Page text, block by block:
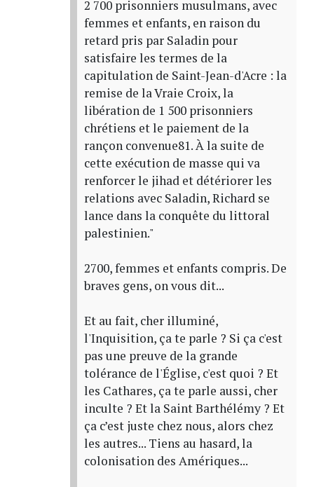
2 700 prisonniers musulmans, avec
femmes et enfants, en raison du
retard pris par Saladin pour
satisfaire les termes de la
capitulation de Saint-Jean-d'Acre : la
remise de la Vraie Croix, la
libération de 1 500 prisonniers
chrétiens et le paiement de la
rançon convenue81. À la suite de
cette exécution de masse qui va
renforcer le jihad et détériorer les
relations avec Saladin, Richard se
lance dans la conquête du littoral
palestinien."
2700, femmes et enfants compris. De
braves gens, on vous dit...
Et au fait, cher illuminé,
l'Inquisition, ça te parle ? Si ça c'est
pas une preuve de la grande
tolérance de l'Église, c'est quoi ? Et
les Cathares, ça te parle aussi, cher
inculte ? Et la Saint Barthélémy ? Et
ça c’est juste chez nous, alors chez
les autres... Tiens au hasard, la
colonisation des Amériques...